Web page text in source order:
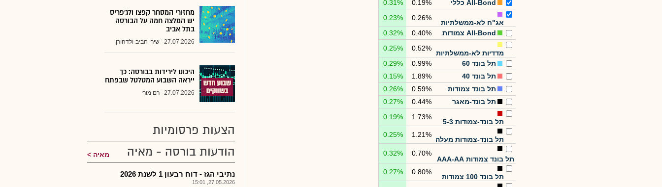
All-Bond כללי 0.19%
0.31%
אג"ח לא-ממשלתיות
0.26%
0.23%
All-Bond צמודות
0.40%
0.32%
מדדיות לא-ממשלתיות
0.52%
0.25%
תל בונד 60
0.99%
0.29%
תל בונד 40
1.89%
0.15%
תל בונד צמודות
0.59%
0.26%
תל בונד-מאגר
0.44%
0.27%
תל בונד-צמודות 5-3
1.73%
0.19%
תל בונד-צמודות מעלה
1.21%
0.25%
תל בונד צמודות AAA-AA
0.70%
0.32%
תל בונד 100 צמודות
0.80%
0.27%
מחזורי המסחר קפצו ולג'פריס
יש המלצה חמה על הבורסה
בתל אביב
27.07.2026 שירי חביב-ולדהורן
היכונו לירידות בבורסה: כך
ייראה השבוע המטלטל שבפתח
27.07.2026 רם מורי
הצעות פרסומיות
הודעות בורסה - מאיה
מאיה
נתיבי הגז - דוח רבעון 1 לשנת 2026
27.05.2026, 15:01